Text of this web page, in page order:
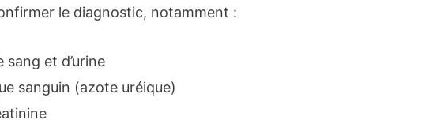
le diagnostic, notamment :
sang et d’urine
sanguin (azote uréique)